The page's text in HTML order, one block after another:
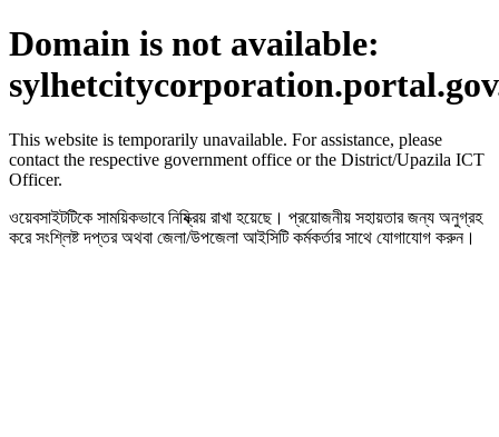
Domain is not available:
This website is temporarily unavailable. For assistance, please
contact the respective government office or the District/Upazila ICT
Officer.
ওয়েবসাইটটিকে সাময়িকভাবে নিষ্ক্রিয় রাখা হয়েছে। প্রয়োজনীয় সহায়তার জন্য অনুগ্রহ
করে সংশ্লিষ্ট দপ্তর অথবা জেলা/উপজেলা আইসিটি কর্মকর্তার সাথে যোগাযোগ করুন।